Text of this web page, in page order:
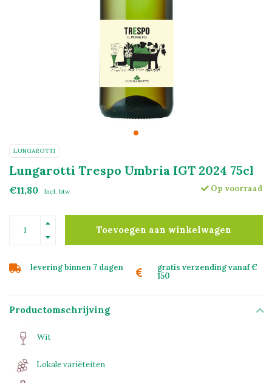
LUNGAROTTI
Lungarotti Trespo Umbria IGT 2024 75cl
€11,80 Incl. btw Op voorraad
Toevoegen aan winkelwagen
levering binnen 7 dagen
gratis verzending vanaf €
150
Productomschrijving
Wit
Lokale variëteiten